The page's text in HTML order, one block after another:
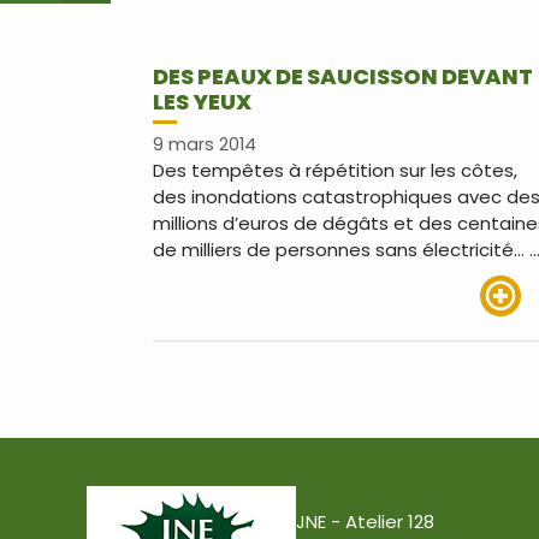
DES PEAUX DE SAUCISSON DEVANT
LES YEUX
9 mars 2014
Des tempêtes à répétition sur les côtes,
des inondations catastrophiques avec des
millions d’euros de dégâts et des
de milliers de personnes sans électricité… …
JNE - Atelier 128